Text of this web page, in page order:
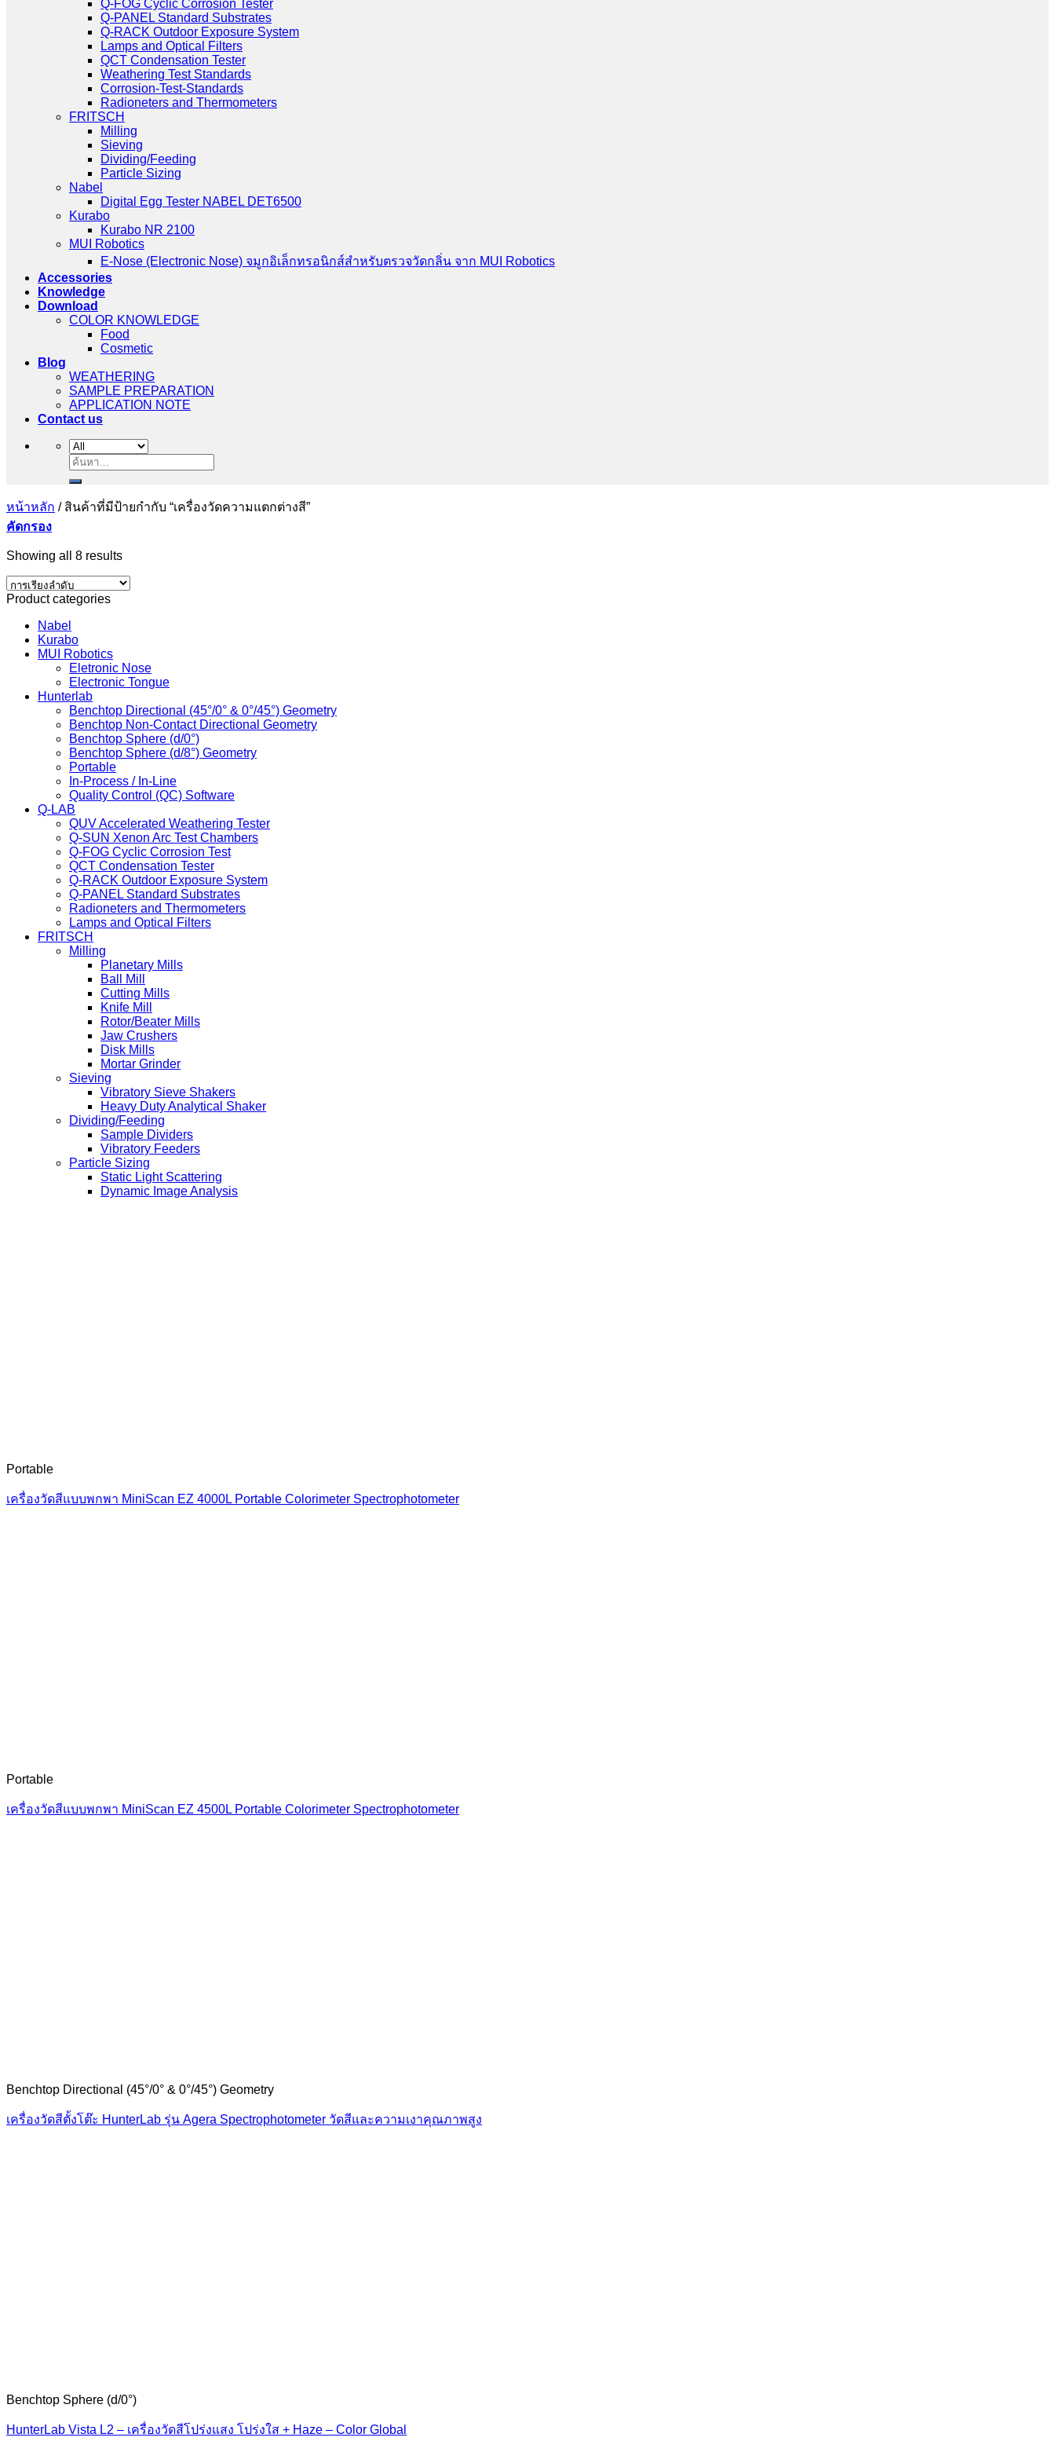
Q-FOG Cyclic Corrosion Tester
Q-PANEL Standard Substrates
Q-RACK Outdoor Exposure System
Lamps and Optical Filters
QCT Condensation Tester
Weathering Test Standards
Corrosion-Test-Standards
Radioneters and Thermometers
FRITSCH
Milling
Sieving
Dividing/Feeding
Particle Sizing
Nabel
Digital Egg Tester NABEL DET6500
Kurabo
Kurabo NR 2100
MUI Robotics
E‑Nose (Electronic Nose) จมูกอิเล็กทรอนิกส์สำหรับตรวจวัดกลิ่น จาก MUI Robotics
Accessories
Knowledge
Download
COLOR KNOWLEDGE
Food
Cosmetic
Blog
WEATHERING
SAMPLE PREPARATION
APPLICATION NOTE
Contact us
ค้นหา:
หน้าหลัก /สินค้าที่มีป้ายกำกับ “เครื่องวัดความแตกต่างสี”
คัดกรอง
Showing all 8 results
Product categories
Nabel
Kurabo
MUI Robotics
Eletronic Nose
Electronic Tongue
Hunterlab
Benchtop Directional (45°/0° & 0°/45°) Geometry
Benchtop Non-Contact Directional Geometry
Benchtop Sphere (d/0°)
Benchtop Sphere (d/8°) Geometry
Portable
In-Process / In-Line
Quality Control (QC) Software
Q-LAB
QUV Accelerated Weathering Tester
Q-SUN Xenon Arc Test Chambers
Q-FOG Cyclic Corrosion Test
QCT Condensation Tester
Q-RACK Outdoor Exposure System
Q-PANEL Standard Substrates
Radioneters and Thermometers
Lamps and Optical Filters
FRITSCH
Milling
Planetary Mills
Ball Mill
Cutting Mills
Knife Mill
Rotor/Beater Mills
Jaw Crushers
Disk Mills
Mortar Grinder
Sieving
Vibratory Sieve Shakers
Heavy Duty Analytical Shaker
Dividing/Feeding
Sample Dividers
Vibratory Feeders
Particle Sizing
Static Light Scattering
Dynamic Image Analysis
Portable
เครื่องวัดสีแบบพกพา MiniScan EZ 4000L Portable Colorimeter Spectrophotometer
Portable
เครื่องวัดสีแบบพกพา MiniScan EZ 4500L Portable Colorimeter Spectrophotometer
Benchtop Directional (45°/0° & 0°/45°) Geometry
เครื่องวัดสีตั้งโต๊ะ HunterLab รุ่น Agera Spectrophotometer วัดสีและความเงาคุณภาพสูง
Benchtop Sphere (d/0°)
HunterLab Vista L2 – เครื่องวัดสีโปร่งแสง โปร่งใส + Haze – Color Global